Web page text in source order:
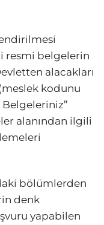
resmi belgelerin
alacakları
kodunu
alanından ilgili
bölümlerden
denk
yapabilen